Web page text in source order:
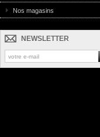
Nos magasins
NEWSLETTER